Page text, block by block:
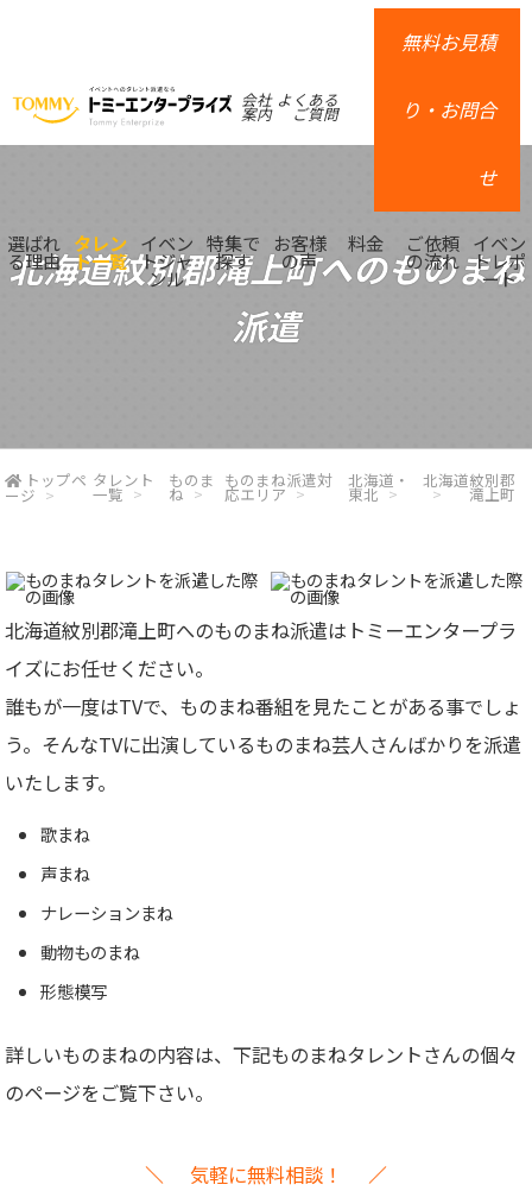
会社
案内
よくある
ご質問
無料お見積
り・お問合
せ
選ばれ
る理由
タレン
ト一覧
イベン
トジャ
ンル
特集で
探す
お客様
の声
料金 ご依頼
の流れ
イベン
トレポ
ート
北海道紋別郡滝上町へのものまね
派遣
トップペ
ージ
タレント
一覧
ものま
ね
ものまね派遣対
応エリア
北海道・
東北
北海道紋別郡
滝上町
北海道紋別郡滝上町へのものまね派遣はトミーエンタープラ
イズにお任せください。
誰もが一度はTVで、ものまね番組を見たことがある事でしょ
う。そんなTVに出演しているものまね芸人さんばかりを派遣
いたします。
歌まね
声まね
ナレーションまね
動物ものまね
形態模写
詳しいものまねの内容は、下記ものまねタレントさんの個々
のページをご覧下さい。
気軽に無料相談！